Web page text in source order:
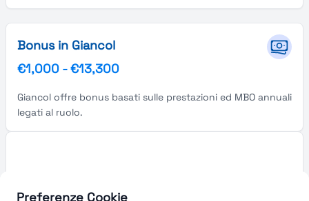
Preferenze Cookie
Bonus in Giancol
€1,000 -€13,300
Giancol offre bonus basati sulle prestazioni ed MBO annuali
legati al ruolo.